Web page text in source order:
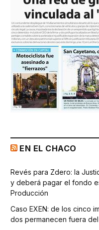
EN EL CHACO
Revés para Zdero: la
y deberá pagar el fondo
Producción
Caso EXEN: de los cinco
dos permanecen fuera